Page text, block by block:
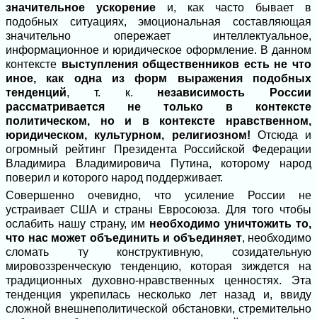
значительное ускорение и, как часто бывает в
подобных ситуациях, эмоциональная составляющая
значительно опережает интеллектуальное,
информационное и юридическое оформление. В данном
контексте выступления общественников есть не что
иное, как одна из форм выражения
подобных
тенденций, т. к. независимость России
рассматривается не только в контексте
политическом, но и в контексте нравственном,
юридическом, культурном, религиозном! Отсюда и
огромный рейтинг Президента Российской Федерации
Владимира Владимировича Путина, которому народ
поверил и которого народ поддерживает.
Совершенно очевидно, что усиление России не
устраивает США и страны Евросоюза. Для того чтобы
ослабить нашу страну, им необходимо уничтожить то,
что нас может объединить и объединяет, необходимо
сломать ту конструктивную, созидательную
мировоззренческую тенденцию, которая зиждется на
традиционных духовно-нравственных ценностях. Эта
тенденция укрепилась несколько лет назад и, ввиду
сложной внешнеполитической обстановки, стремительно